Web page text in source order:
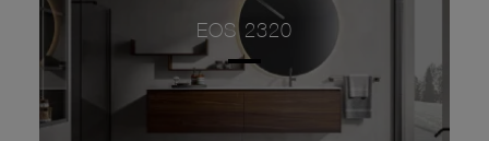
EOS 2320